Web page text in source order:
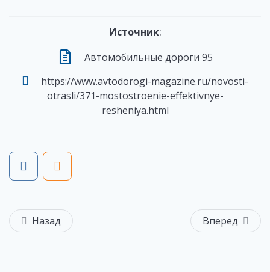
Источник:
Автомобильные дороги 95
https://www.avtodorogi-magazine.ru/novosti-
otrasli/371-mostostroenie-effektivnye-
resheniya.html
Назад Вперед